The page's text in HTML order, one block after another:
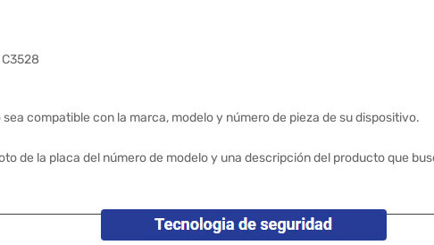
compatible con la marca, modelo y número de pieza de su dispositivo.
de la placa del número de modelo y una descripción del producto que